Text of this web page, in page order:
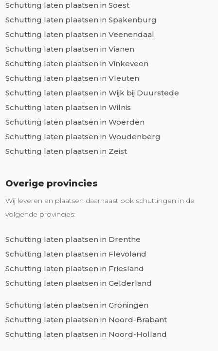
Schutting laten plaatsen in Soest
Schutting laten plaatsen in Spakenburg
Schutting laten plaatsen in Veenendaal
Schutting laten plaatsen in Vianen
Schutting laten plaatsen in Vinkeveen
Schutting laten plaatsen in Vleuten
Schutting laten plaatsen in Wijk bij Duurstede
Schutting laten plaatsen in Wilnis
Schutting laten plaatsen in Woerden
Schutting laten plaatsen in Woudenberg
Schutting laten plaatsen in Zeist
Overige provincies
Wij leveren en plaatsen daarnaast ook schuttingen in de
volgende provincies:
Schutting laten plaatsen in Drenthe
Schutting laten plaatsen in Flevoland
Schutting laten plaatsen in Friesland
Schutting laten plaatsen in Gelderland
Schutting laten plaatsen in Groningen
Schutting laten plaatsen in Noord-Brabant
Schutting laten plaatsen in Noord-Holland